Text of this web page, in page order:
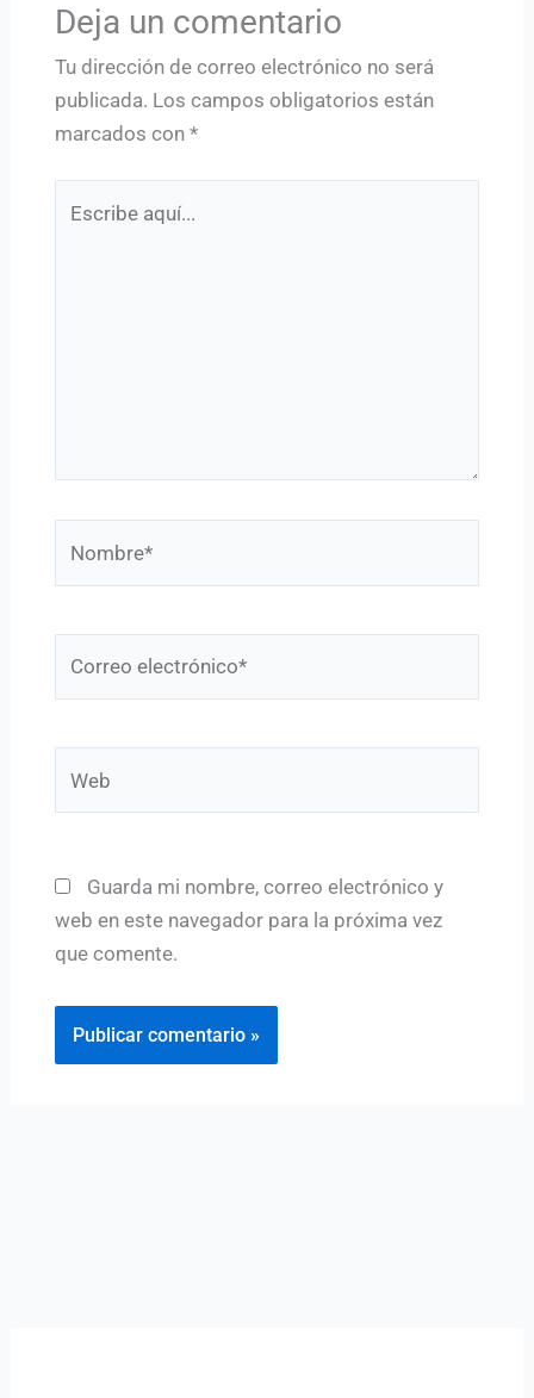
Deja un comentario
Tu dirección de correo electrónico no será
publicada. Los campos obligatorios están
marcados con *
Guarda mi nombre, correo electrónico y
web en este navegador para la próxima vez
que comente.